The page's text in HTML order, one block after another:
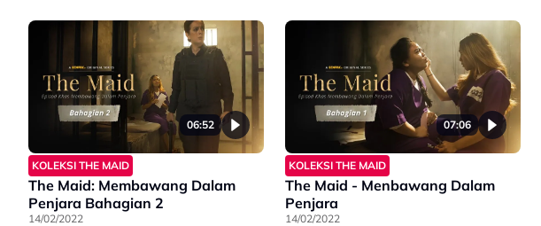
06:52
KOLEKSI THE MAID
The Maid: Membawang Dalam
Penjara Bahagian 2
14/02/2022
07:06
KOLEKSI THE MAID
The Maid - Menbawang Dalam
Penjara
14/02/2022